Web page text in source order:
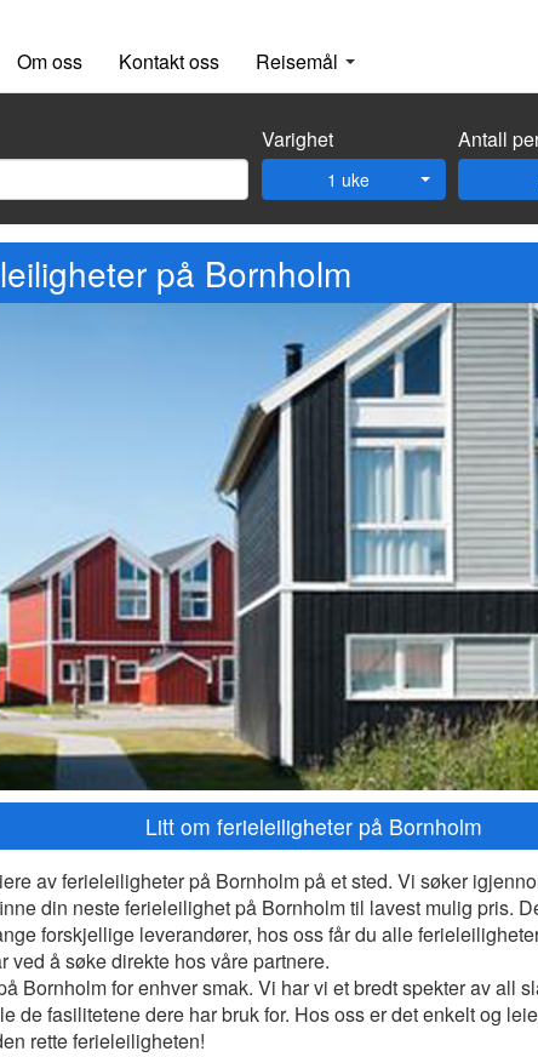
Om oss Kontakt oss Reisemål
Varighet
1 uke
Antall
på Bornholm
Litt om ferieleiligheter på Bornholm
av ferieleiligheter på Bornholm på et sted. Vi søker
din neste ferieleilighet på Bornholm til lavest mulig pris.
forskjellige leverandører, hos oss får du alle
ved å søke direkte hos våre partnere.
Bornholm for enhver smak. Vi har vi et bredt spekter av all
de fasilitetene dere har bruk for. Hos oss er det enkelt og
rette ferieleiligheten!